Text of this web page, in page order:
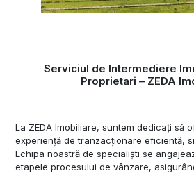
Serviciul de Intermediere
Proprietari – ZEDA
La ZEDA Imobiliare, suntem dedicați să
experiență de tranzacționare eficientă,
Echipa noastră de specialiști se
etapele procesului de vânzare,